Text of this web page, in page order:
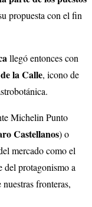
propuesta con el fin
llegó entonces con
la Calle, icono de
Michelin Punto
Castellanos) o
mercado como el
del protagonismo a
fronteras,